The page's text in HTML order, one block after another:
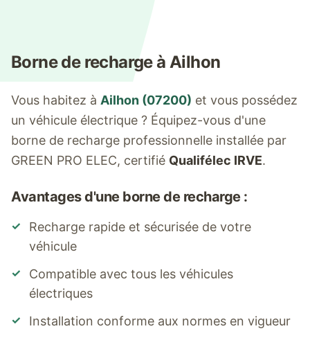
Borne de recharge à Ailhon
Vous habitez à Ailhon (07200) et vous possédez
un véhicule électrique ? Équipez-vous d'une
borne de recharge professionnelle installée par
GREEN PRO ELEC, certifié Qualifélec IRVE.
Avantages d'une borne de recharge :
✓
Recharge rapide et sécurisée de votre
véhicule
✓
Compatible avec tous les véhicules
électriques
✓ Installation conforme aux normes en vigueur